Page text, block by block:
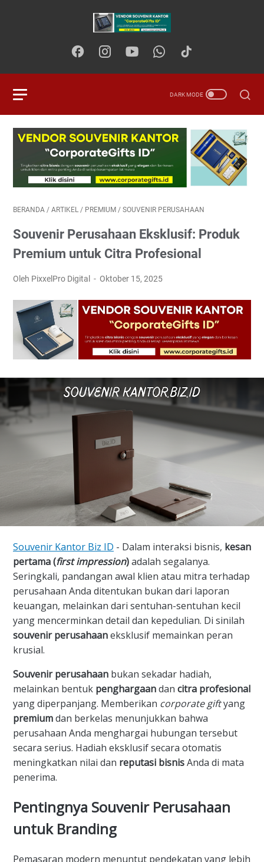
BERANDA / ARTIKEL / PREMIUM / SOUVENIR PERUSAHAAN
Souvenir Perusahaan Eksklusif: Produk
Premium untuk Citra Profesional
Oleh PixxelPro Digital Oktober 15, 2025
Souvenir Kantor Biz ID - ​Dalam interaksi bisnis, kesan
pertama (first impression)adalah segalanya.
Seringkali, pandangan awal klien atau mitra terhadap
perusahaan Anda ditentukan bukan dari laporan
keuangan, melainkan dari sentuhan-sentuhan kecil
yang mencerminkan detail dan kepedulian. Di sinilah
souvenir perusahaaneksklusif memainkan peran
krusial.
Souvenir perusahaan bukan sekadar hadiah,
melainkan bentuk penghargaandan citra profesional
yang diperpanjang. Memberikan corporate giftyang
premiumdan berkelas menunjukkan bahwa
perusahaan Anda menghargai hubungan tersebut
secara serius. Hadiah eksklusif secara otomatis
meningkatkan nilai dan reputasi bisnisAnda di mata
penerima.
​Pentingnya Souvenir Perusahaan
untuk Branding
​Pemasaran modern menuntut pendekatan yang lebih